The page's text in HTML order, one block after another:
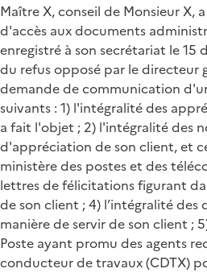
Maître X, conseil de Monsieur X,
d'accès aux documents
enregistré à son secrétariat le 15
du refus opposé par le directeur
demande de communication
suivants : 1) l'intégralité des
a fait l'objet ; 2) l'intégralité des
d'appréciation de son client, et
ministère des postes et des
lettres de félicitations figurant
de son client ; 4) l’intégralité des
manière de servir de son client ;
Poste ayant promu des agents
conducteur de travaux (CDTX)